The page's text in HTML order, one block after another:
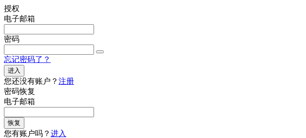
授权
电子邮箱
密码
忘记密码了？
进入
您还没有账户？ 注册
密码恢复
电子邮箱
恢复
您有账户吗？ 进入